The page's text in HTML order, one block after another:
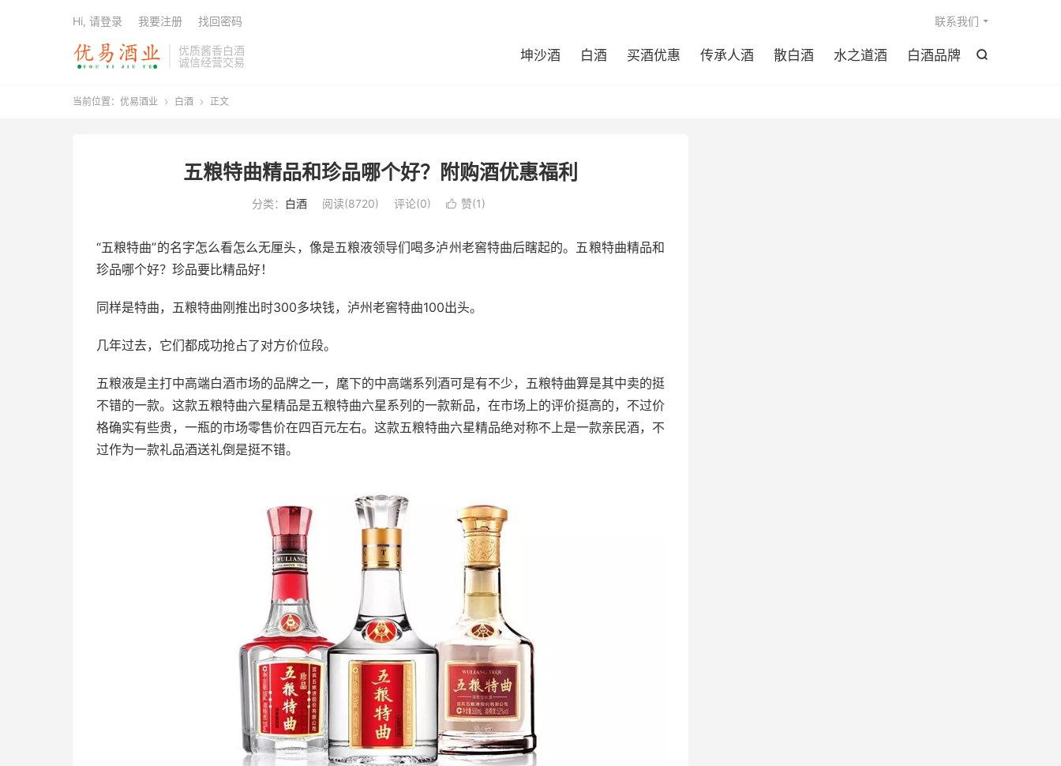
优质酱香白酒
诚信经营交易

坤沙酒 白酒 买酒优惠 传承人酒 散白酒 水之道酒 白酒品牌
联系我们
Hi, 请登录 我要注册 找回密码
当前位置： 优易酒业  白酒  正文
五粮特曲精品和珍品哪个好？附购酒优惠福利
分类： 白酒 阅读(8720) 评论(0)  赞(1)
“五粮特曲”的名字怎么看怎么无厘头，像是五粮液领导们喝多泸州老窖特曲后瞎起的。五粮特曲精品和
珍品哪个好？珍品要比精品好！
同样是特曲，五粮特曲刚推出时300多块钱，泸州老窖特曲100出头。
几年过去，它们都成功抢占了对方价位段。
五粮液是主打中高端白酒市场的品牌之一，麾下的中高端系列酒可是有不少，五粮特曲算是其中卖的挺
不错的一款。这款五粮特曲六星精品是五粮特曲六星系列的一款新品，在市场上的评价挺高的，不过价
格确实有些贵，一瓶的市场零售价在四百元左右。这款五粮特曲六星精品绝对称不上是一款亲民酒，不
过作为一款礼品酒送礼倒是挺不错。